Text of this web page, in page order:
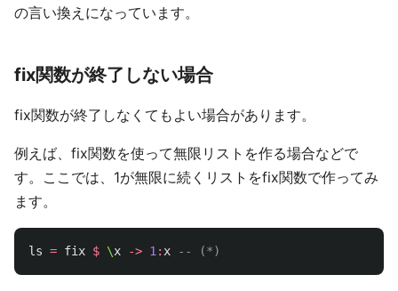
の言い換えになっています。
fix関数が終了しない場合
fix関数が終了しなくてもよい場合があります。
例えば、fix関数を使って無限リストを作る場合などで
す。ここでは、1が無限に続くリストをfix関数で作ってみ
ます。
ls = fix $ \x -> 1 : x -- (*)